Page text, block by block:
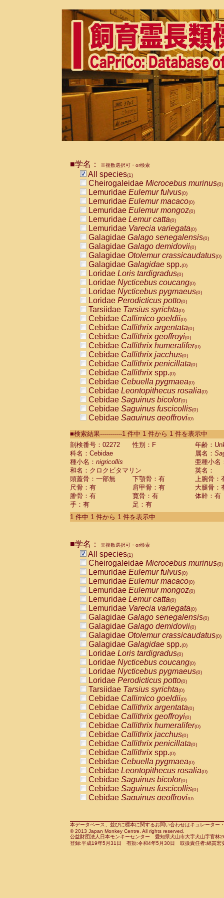
■学名： ※複数選択可・or検索
All species(1)
Cheirogaleidae Microcebus murinus(0)
Lemuridae Eulemur fulvus(0)
Lemuridae Eulemur macaco(0)
Lemuridae Eulemur mongoz(0)
Lemuridae Lemur catta(0)
Lemuridae Varecia variegata(0)
Galagidae Galago senegalensis(0)
Galagidae Galago demidovii(0)
Galagidae Otolemur crassicaudatus(0)
Galagidae Galagidae spp.(0)
Loridae Loris tardigradus(0)
Loridae Nycticebus coucang(0)
Loridae Nycticebus pygmaeus(0)
Loridae Perodicticus potto(0)
Tarsiidae Tarsius syrichta(0)
Cebidae Callimico goeldii(0)
Cebidae Callithrix argentata(0)
Cebidae Callithrix geoffroyi(0)
Cebidae Callithrix humeralifer(0)
Cebidae Callithrix jacchus(0)
Cebidae Callithrix penicillata(0)
Cebidae Callithrixspp.(0)
Cebidae Cebuella pygmaea(0)
Cebidae Leontopithecus rosalia(0)
Cebidae Saguinus bicolor(0)
Cebidae Saguinus fuscicollis(0)
Cebidae Saguinus geoffroyi(0)
CebidaeSaguinus labiatus(0)
Cebidae Saguinus leucopus (0)
Cebidae
CebidaeSaguinus mystax
CebidaeSaguinus nigricollis (1)
Cebidae Saguinus oedipus
Cebidae Saguinus weddelli
Cebidae Saguinusspp.
Cebidae Aotus trivirgatus
Cebidae Cebus albifrons
CebidaeCebus nigrivittatus
CebidaeCebus
CebidaeSaimiri boliviensis(0)
CebidaeSaimiri sciureus(0)
AtelidaeAlouatta caraya(0)
AtelidaeAlouatta fusca(0)
AtelidaeAlouatta seniculus
AtelidaeAlouattaspp.(0)
AtelidaeAteles belzebuth(0)
AtelidaeAteles geoffroyi(0)
AtelidaeAteles paniscus(0)
AtelidaeAtelesspp.(0)
Atelidae Lagothrix lagothricha
AtelidaeLagothrix lagothricha cana
PitheciidaeCacajao calvus
PitheciidaeCallicebus cupreus
PitheciidaeCallicebus donacophilus
PitheciidaeCallicebus moloch
PitheciidaeCallicebus torquatus
PitheciidaeCallicebusspp.(0)
PitheciidaeChiropotes satanas(0)
PitheciidaePithecia monachus
PitheciidaePithecia pithecia(0)
CercopithecidaeCercocebus agilis
CercopithecidaeCercocebus
CercopithecidaeCercocebus
CercopithecidaeCercocebus
CercopithecidaeCercocebus
CercopithecidaeCercocebushybrid
CercopithecidaePapio anubis(0)
CercopithecidaePapio cynocephalus
CercopithecidaePapio hamadryas(0)
■検索結果-----------1 件中 1 件から 1 件を表示中
剖検番号：02272
性別：F
年齢：
科名：Cebidae
属名：
種小名： nigricollis
亜種小名
和名：クロクビタマリン
英名：
頭蓋骨：一部無
下顎骨：有
上腕骨：
尺骨：有
肩甲骨：有
大腿骨：
腓骨：有
寛骨：有
体幹：有
手：有
足：有
1 件中 1 件から 1 件を表示中
■学名： ※複数選択可・or検索
All species(1)
Cheirogaleidae Microcebus murinus(0)
Lemuridae Eulemur fulvus(0)
Lemuridae Eulemur macaco(0)
Lemuridae Eulemur mongoz(0)
Lemuridae Lemur catta(0)
Lemuridae Varecia variegata(0)
Galagidae Galago senegalensis(0)
Galagidae Galago demidovii(0)
Galagidae Otolemur crassicaudatus(0)
Galagidae Galagidae spp.(0)
Loridae Loris tardigradus(0)
Loridae Nycticebus coucang(0)
Loridae Nycticebus pygmaeus(0)
Loridae Perodicticus potto(0)
Tarsiidae Tarsius syrichta(0)
Cebidae Callimico goeldii(0)
Cebidae Callithrix argentata(0)
Cebidae Callithrix geoffroyi(0)
Cebidae Callithrix humeralifer(0)
Cebidae Callithrix jacchus(0)
Cebidae Callithrix penicillata(0)
Cebidae Callithrixspp.(0)
Cebidae Cebuella pygmaea(0)
Cebidae Leontopithecus rosalia(0)
Cebidae Saguinus bicolor(0)
Cebidae Saguinus fuscicollis(0)
Cebidae Saguinus geoffroyi(0)
CebidaeSaguinus leucopus(0)
CebidaeSaguinus midas(0)
Cebidae Saguinus mystax(0)
本データベース、並びに標本に関するお問い合わせはキュレータ
© 2013 Japan Monkey Centre. All rights reserved.
公益財団法人日本モンキーセンター 愛知県犬山市大字犬山字官
登録:平成19年5月31日 有効:令和4年5月30日 取扱責任者:綿貫宏